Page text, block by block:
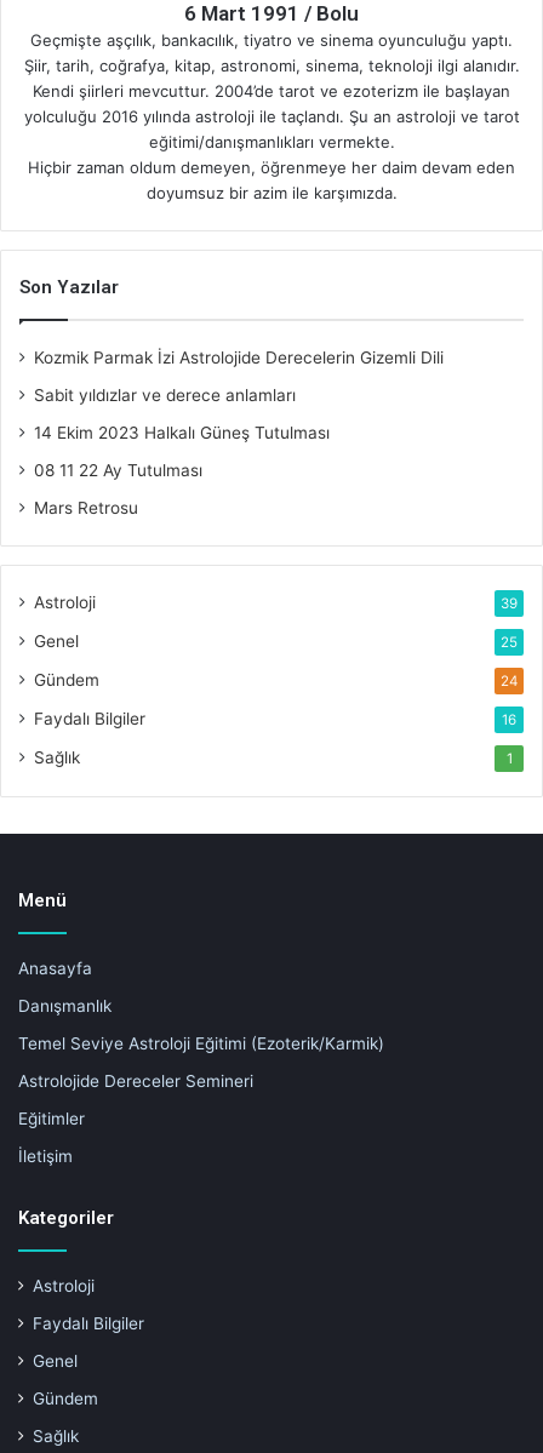
a
m
p
6 Mart 1991 / Bolu
Geçmişte aşçılık, bankacılık, tiyatro ve sinema oyunculuğu yaptı.
Şiir, tarih, coğrafya, kitap, astronomi, sinema, teknoloji ilgi alanıdır.
Kendi şiirleri mevcuttur. 2004’de tarot ve ezoterizm ile başlayan
yolculuğu 2016 yılında astroloji ile taçlandı. Şu an astroloji ve tarot
eğitimi/danışmanlıkları vermekte.
Hiçbir zaman oldum demeyen, öğrenmeye her daim devam eden
doyumsuz bir azim ile karşımızda.
Son Yazılar
Kozmik Parmak İzi Astrolojide Derecelerin Gizemli Dili
Sabit yıldızlar ve derece anlamları
14 Ekim 2023 Halkalı Güneş Tutulması
08 11 22 Ay Tutulması
Mars Retrosu
Astroloji 39
Genel 25
Gündem 24
Faydalı Bilgiler 16
Sağlık 1
Menü
Anasayfa
Danışmanlık
Temel Seviye Astroloji Eğitimi (Ezoterik/Karmik)
Astrolojide Dereceler Semineri
Eğitimler
İletişim
Kategoriler
Astroloji
Faydalı Bilgiler
Genel
Gündem
Sağlık